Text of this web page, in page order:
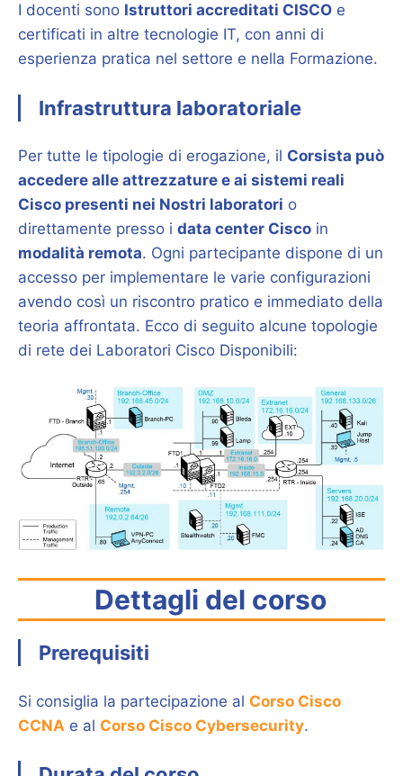
I docenti sono Istruttori accreditati CISCO e
certificati in altre tecnologie IT, con anni di
esperienza pratica nel settore e nella Formazione.
Infrastruttura laboratoriale
Per tutte le tipologie di erogazione, il Corsista può
accedere alle attrezzature e ai sistemi reali
Cisco presenti nei Nostri laboratori o
direttamente presso i data center Cisco in
modalità remota. Ogni partecipante dispone di un
accesso per implementare le varie configurazioni
avendo così un riscontro pratico e immediato della
teoria affrontata. Ecco di seguito alcune topologie
di rete dei Laboratori Cisco Disponibili:
Dettagli del corso
Prerequisiti
Si consiglia la partecipazione al Corso Cisco
CCNA e al Corso Cisco Cybersecurity.